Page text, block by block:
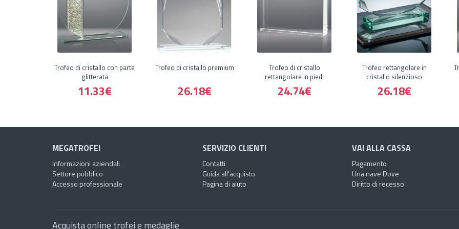
Trofeo di cristallo con parte
glitterata
11.33€
Trofeo di cristallo premium
26.18€
Trofeo di cristallo
rettangolare in piedi
24.74€
Trofeo rettangolare in
cristallo silenzioso
26.18€
MEGATROFEI
Informazioni aziendali
Settore pubblico
Accesso professionale
SERVIZIO CLIENTI
Contatti
Guida all'acquisto
Pagina di aiuto
VAI ALLA CASSA
Pagamento
Una nave Dove
Diritto di recesso
Acquista online trofei e medaglie